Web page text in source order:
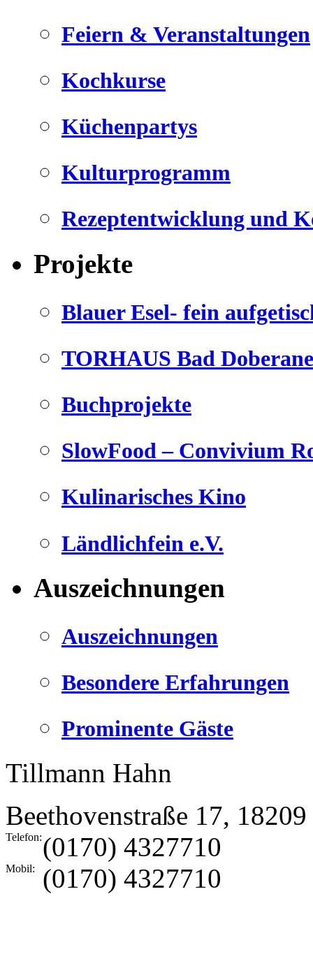
Feiern & Veranstaltungen
Kochkurse
Küchenpartys
Kulturprogramm
Rezeptentwicklung und
Projekte
Blauer Esel- fein
TORHAUS Bad
Buchprojekte
SlowFood – Convivium
Kulinarisches Kino
Ländlichfein e.V.
Auszeichnungen
Auszeichnungen
Besondere Erfahrungen
Prominente Gäste
Tillmann Hahn
Beethovenstraße 17, 18209
Telefon:(0170) 4327710
Mobil: (0170) 4327710